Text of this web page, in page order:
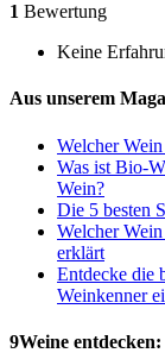
1 Bewertung
Keine
Aus unserem
Welcher
Was ist Bio-
Wein?
Die 5 besten
Welcher
erklärt
Entdecke die
Weinkenner
9Weine entdecken: